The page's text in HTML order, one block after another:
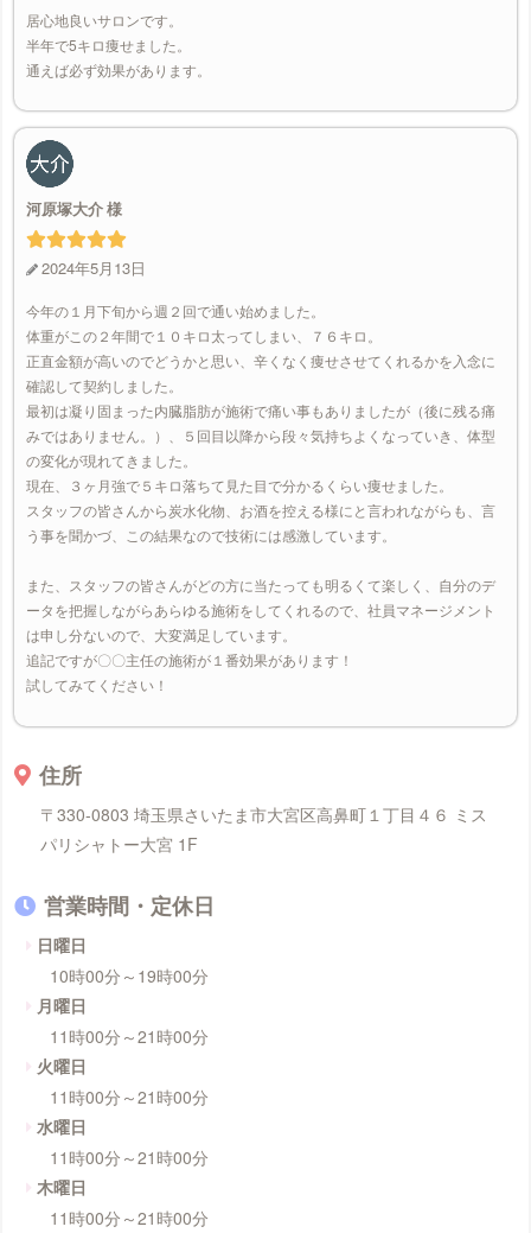
居心地良いサロンです。
半年で5キロ痩せました。
通えば必ず効果があります。
河原塚大介
2024年5月13日
今年の１月下旬から週２回で通い始めました。
体重がこの２年間で１０キロ太ってしまい、７６キロ。
正直金額が高いのでどうかと思い、辛くなく痩せさせてくれるかを入念に
確認して契約しました。
最初は凝り固まった内臓脂肪が施術で痛い事もありましたが（後に残る痛
みではありません。）、５回目以降から段々気持ちよくなっていき、体型
の変化が現れてきました。
現在、３ヶ月強で５キロ落ちて見た目で分かるくらい痩せました。
スタッフの皆さんから炭水化物、お酒を控える様にと言われながらも、言
う事を聞かづ、この結果なので技術には感激しています。
また、スタッフの皆さんがどの方に当たっても明るくて楽しく、自分のデ
ータを把握しながらあらゆる施術をしてくれるので、社員マネージメント
は申し分ないので、大変満足しています。
追記ですが〇〇主任の施術が１番効果があります！
試してみてください！
住所
〒330-0803 埼玉県さいたま市大宮区高鼻町１丁目４６ ミス
パリシャトー大宮 1F
営業時間・定休日
日曜日
10時00分～19時00分
月曜日
11時00分～21時00分
火曜日
11時00分～21時00分
水曜日
11時00分～21時00分
木曜日
11時00分～21時00分